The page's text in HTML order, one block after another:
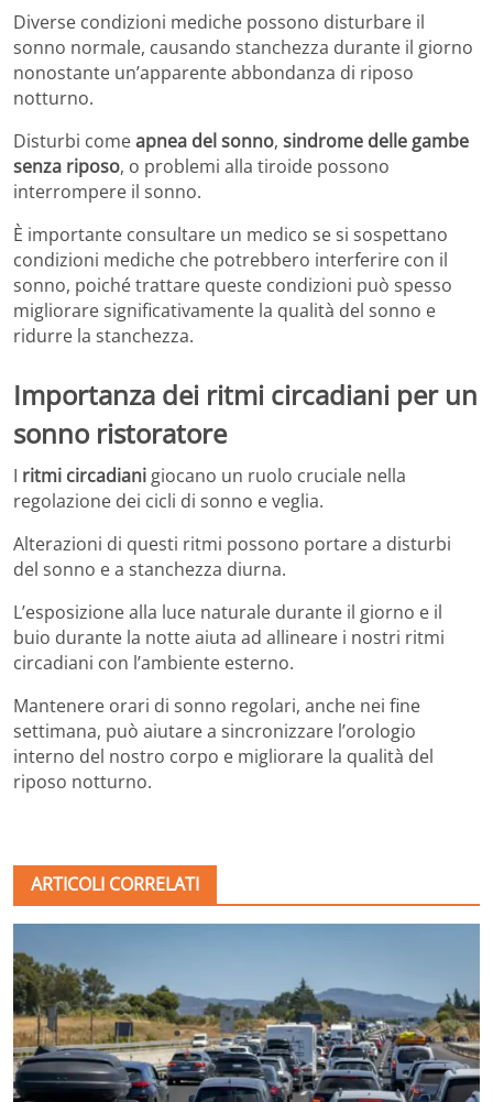
Diverse condizioni mediche possono disturbare il
sonno normale, causando stanchezza durante il giorno
nonostante un’apparente abbondanza di riposo
notturno.
Disturbi comeapnea del sonno, sindrome delle gambe
senza riposo, o problemi alla tiroide possono
interrompere il sonno.
È importante consultare un medico se si sospettano
condizioni mediche che potrebbero interferire con il
sonno, poiché trattare queste condizioni può spesso
migliorare significativamente la qualità del sonno e
ridurre la stanchezza.
Importanza dei ritmi circadiani per un
sonno ristoratore
I ritmi circadiani giocano un ruolo cruciale nella
regolazione dei cicli di sonno e veglia.
Alterazioni di questi ritmi possono portare a disturbi
del sonno e a stanchezza diurna.
L’esposizione alla luce naturale durante il giorno e il
buio durante la notte aiuta ad allineare i nostri ritmi
circadiani con l’ambiente esterno.
Mantenere orari di sonno regolari, anche nei fine
settimana, può aiutare a sincronizzare l’orologio
interno del nostro corpo e migliorare la qualità del
riposo notturno.
ARTICOLI CORRELATI